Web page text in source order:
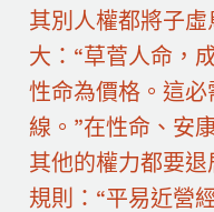
其別人權都將子
大：“草菅人命，
性命為價格。這
線。”在性命、安
其他的權力都要
規則：“平易近營